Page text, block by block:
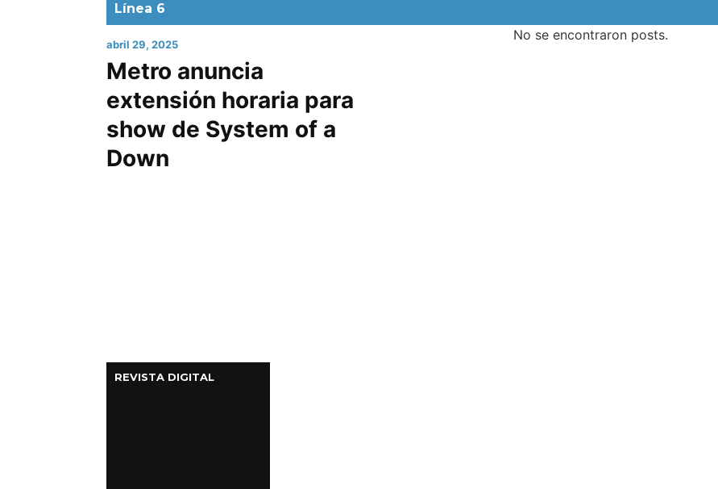
Línea 6
abril 29, 2025
Metro anuncia
extensión horaria para
show de System of a
Down
No se encontraron posts.
REVISTA DIGITAL